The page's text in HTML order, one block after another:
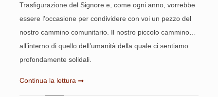
Trasfigurazione del Signore e, come ogni anno, vorrebbe
essere l’occasione per condividere con voi un pezzo del
nostro cammino comunitario. Il nostro piccolo cammino…
all’interno di quello dell’umanità della quale ci sentiamo
profondamente solidali.
Continua la lettura